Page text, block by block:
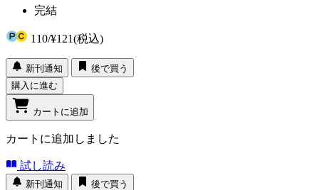
完結
110/¥121(税込)
新刊通知
後で買う
購入に進む
カートに追加
カートに追加しました
試し読み
新刊通知 後で買う